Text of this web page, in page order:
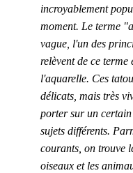
incroyablement
moment. Le terme
vague, l'un des
relèvent de ce terme
l'aquarelle. Ces
délicats, mais très
porter sur un
sujets différents.
courants, on trouve
oiseaux et les